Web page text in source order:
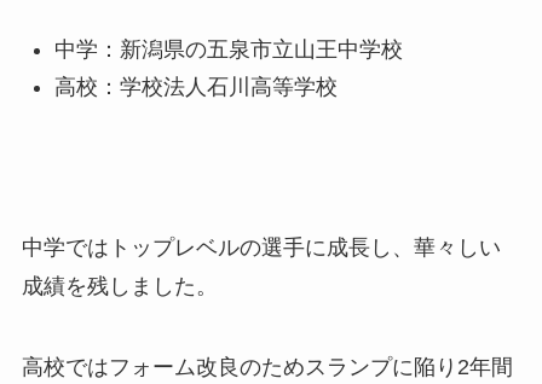
中学：新潟県の五泉市立山王中学校
高校：学校法人石川高等学校
中学ではトップレベルの選手に成長し、華々しい
成績を残しました。
高校ではフォーム改良のためスランプに陥り2年間